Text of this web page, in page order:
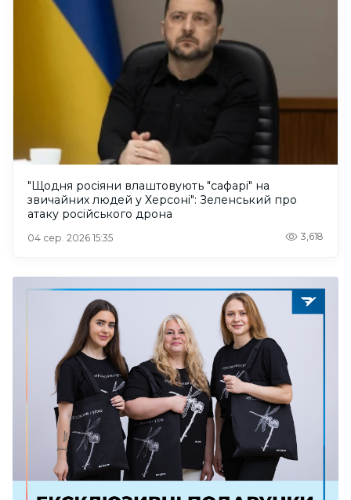
"Щодня росіяни влаштовують "сафарі" на
звичайних людей у Херсоні": Зеленський про
атаку російського дрона
04 сер. 2026 15:35 3,618